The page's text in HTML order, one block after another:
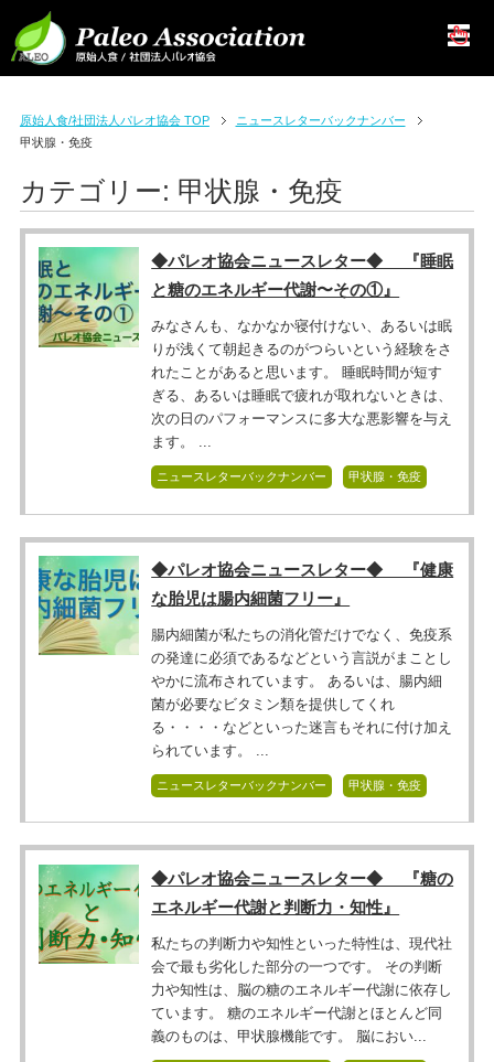
原始人食/社団法人パレオ協会 TOP
ニュースレターバックナンバー
甲状腺・免疫
カテゴリー: 甲状腺・免疫
◆パレオ協会ニュースレター◆ 『睡眠
と糖のエネルギー代謝〜その①』
みなさんも、なかなか寝付けない、あるいは眠
りが浅くて朝起きるのがつらいという経験をさ
れたことがあると思います。 睡眠時間が短す
ぎる、あるいは睡眠で疲れが取れないときは、
次の日のパフォーマンスに多大な悪影響を与え
ます。 ...
ニュースレターバックナンバー 甲状腺・免疫
◆パレオ協会ニュースレター◆ 『健康
な胎児は腸内細菌フリー』
腸内細菌が私たちの消化管だけでなく、免疫系
の発達に必須であるなどという言説がまことし
やかに流布されています。 あるいは、腸内細
菌が必要なビタミン類を提供してくれ
る・・・・などといった迷言もそれに付け加え
られています。 ...
ニュースレターバックナンバー 甲状腺・免疫
◆パレオ協会ニュースレター◆ 『糖の
エネルギー代謝と判断力・知性』
私たちの判断力や知性といった特性は、現代社
会で最も劣化した部分の一つです。 その判断
力や知性は、脳の糖のエネルギー代謝に依存し
ています。 糖のエネルギー代謝とほとんど同
義のものは、甲状腺機能です。 脳におい...